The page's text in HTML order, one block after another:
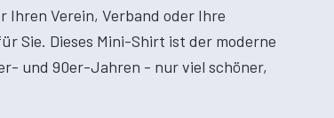
Ihren Verein, Verband oder Ihre
Sie. Dieses Mini-Shirt ist der moderne
und 90er-Jahren - nur viel schöner,